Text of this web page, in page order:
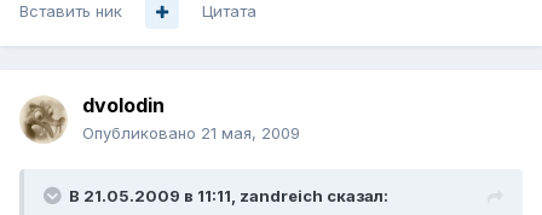
Вставить ник Цитата
dvolodin
Опубликовано 21 мая, 2009
В 21.05.2009 в 11:11, zandreich сказал: